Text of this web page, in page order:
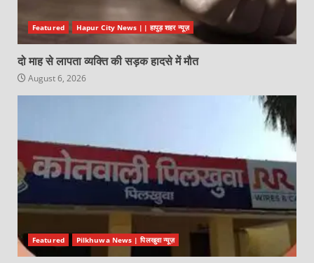
Featured Hapur City News || हापुड़ शहर न्यूज़
दो माह से लापता व्यक्ति की सड़क हादसे में मौत
August 6, 2026
Featured Pilkhuwa News | पिलखुवा न्यूज़